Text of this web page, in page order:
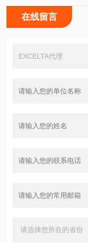
在线留言